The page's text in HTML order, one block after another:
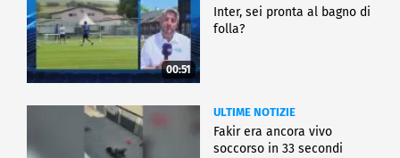
00:51
Inter, sei pronta al bagno di
folla?
ULTIME NOTIZIE
Fakir era ancora vivo
soccorso in 33 secondi